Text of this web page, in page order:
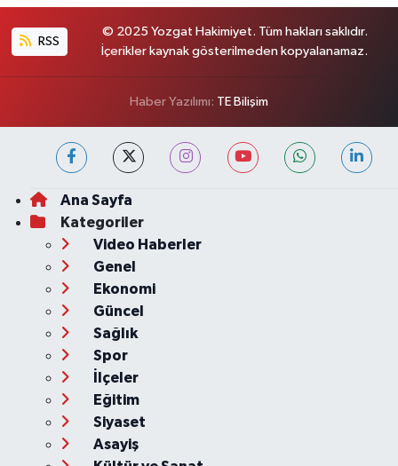
RSS
© 2025 Yozgat Hakimiyet. Tüm hakları saklıdır.
İçerikler kaynak gösterilmeden kopyalanamaz.
Haber Yazılımı: TE Bilişim
Ana Sayfa
Kategoriler
Video Haberler
Genel
Ekonomi
Güncel
Sağlık
Spor
İlçeler
Eğitim
Siyaset
Asayiş